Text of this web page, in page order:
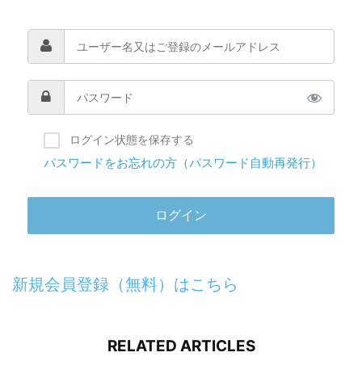
ログイン状態を保存する
パスワードをお忘れの方（パスワード自動再発行）
新規会員登録（無料）はこちら
RELATED ARTICLES